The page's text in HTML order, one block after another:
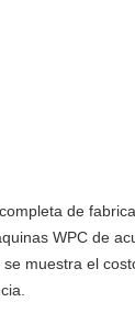
de
WPC de
muestra el